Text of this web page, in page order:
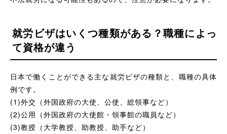
就労ビザはいくつ種類がある？職種によっ
て資格が違う
日本で働くことができる主な就労ビザの種類と、職種の具体
例です。
(1)外交（外国政府の大使、公使、総領事など）
(2)公用（外国政府の大使館・領事館の職員など）
(3)教授（大学教授、助教授、助手など）